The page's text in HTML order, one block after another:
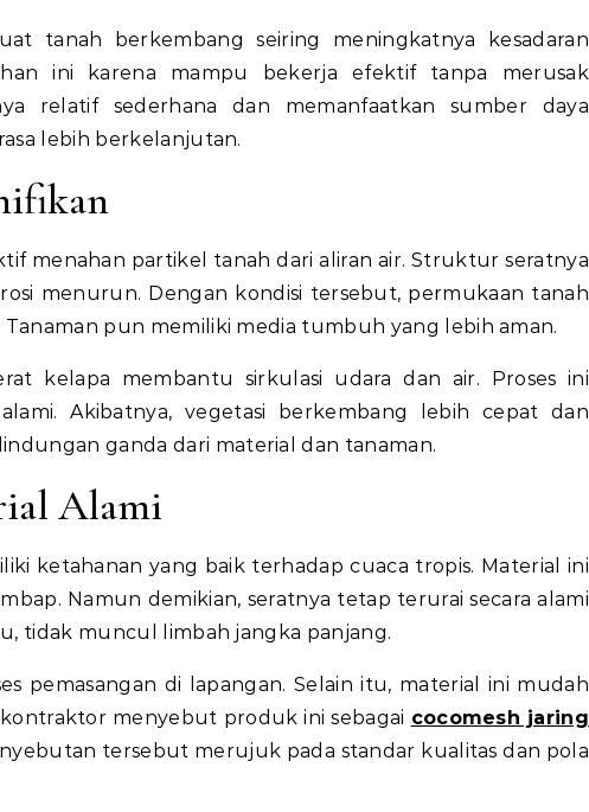
tanah berkembang seiring meningkatnya kesadaran
ini karena mampu bekerja efektif tanpa merusak
relatif sederhana dan memanfaatkan sumber daya
lebih berkelanjutan.
menahan partikel tanah dari aliran air. Struktur seratnya
menurun. Dengan kondisi tersebut, permukaan tanah
pun memiliki media tumbuh yang lebih aman.
kelapa membantu sirkulasi udara dan air. Proses ini
Akibatnya, vegetasi berkembang lebih cepat dan
ganda dari material dan tanaman.
Alami
ketahanan yang baik terhadap cuaca tropis. Material ini
Namun demikian, seratnya tetap terurai secara alami
tidak muncul limbah jangka panjang.
pemasangan di lapangan. Selain itu, material ini mudah
menyebut produk ini sebagai cocomesh jaring
tersebut merujuk pada standar kualitas dan pola